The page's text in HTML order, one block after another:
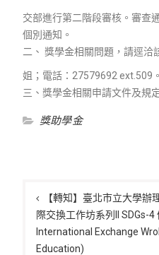
交部進行第二階段審核。審查
個別通知。
二、 獎學金相關問題，請逕洽
姐；電話：27579692 ext.509。
三、獎學金相關申請文件及規
獎助學金
章
導
覽
【轉知】臺北市立大學辦
際交換工作坊系列II SDGs-
International Exchange
Education)